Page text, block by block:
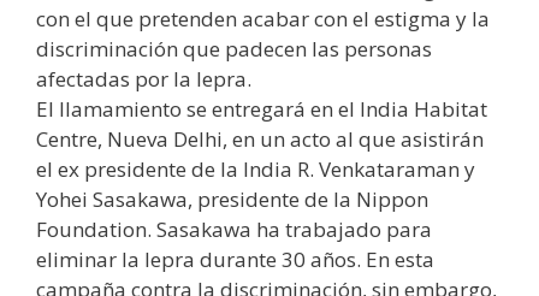
con el que pretenden acabar con el estigma y la
discriminación que padecen las personas
afectadas por la lepra.
El llamamiento se entregará en el India Habitat
Centre, Nueva Delhi, en un acto al que asistirán
el ex presidente de la India R. Venkataraman y
Yohei Sasakawa, presidente de la Nippon
Foundation. Sasakawa ha trabajado para
eliminar la lepra durante 30 años. En esta
campaña contra la discriminación, sin embargo,